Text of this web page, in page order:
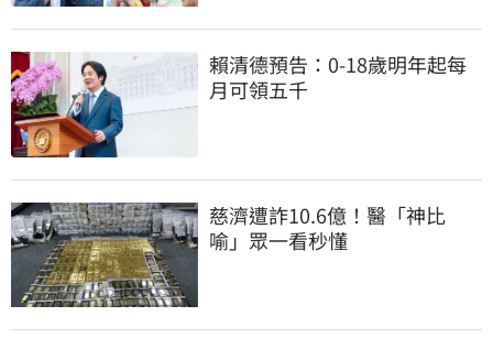
賴清德預告：0-18歲明年起每
月可領五千
慈濟遭詐10.6億！醫「神比
喻」眾一看秒懂